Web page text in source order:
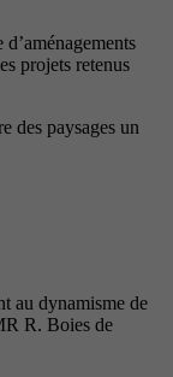
projets retenus
des paysages un
au dynamisme de
R. Boies de